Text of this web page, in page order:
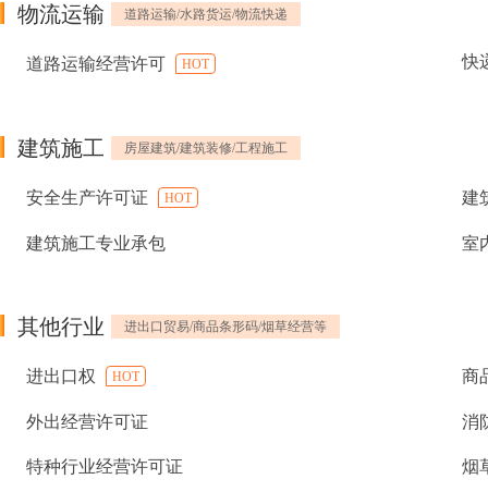
物流运输 道路运输/水路货运/物流快递
道路运输经营许可 HOT 快
建筑施工 房屋建筑/建筑装修/工程施工
安全生产许可证 HOT 建
建筑施工专业承包 室
其他行业 进出口贸易/商品条形码/烟草经营等
进出口权 HOT 商
外出经营许可证 消
特种行业经营许可证 烟